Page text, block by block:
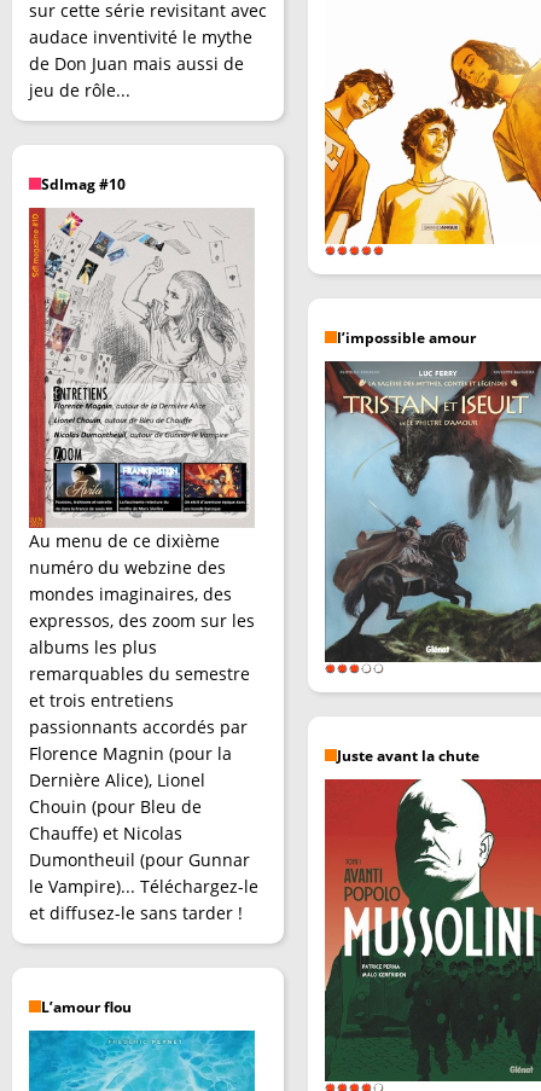
sur cette série revisitant avec
audace inventivité le mythe
de Don Juan mais aussi de
jeu de rôle...
SdImag #10
Au menu de ce dixième
numéro du webzine des
mondes imaginaires, des
expressos, des zoom sur les
albums les plus
remarquables du semestre
et trois entretiens
passionnants accordés par
Florence Magnin (pour la
Dernière Alice), Lionel
Chouin (pour Bleu de
Chauffe) et Nicolas
Dumontheuil (pour Gunnar
le Vampire)... Téléchargez-le
et diffusez-le sans tarder !
L’amour flou
l’impossible amour
Juste avant la chute